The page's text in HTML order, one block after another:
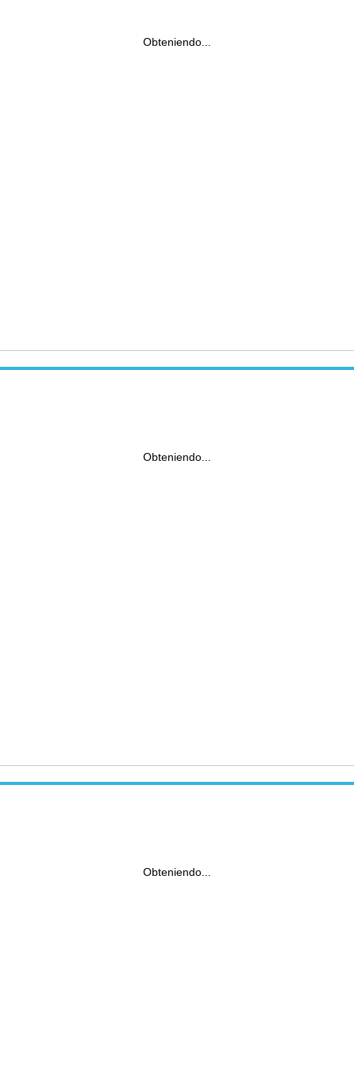
Obteniendo...
Obteniendo...
Obteniendo...